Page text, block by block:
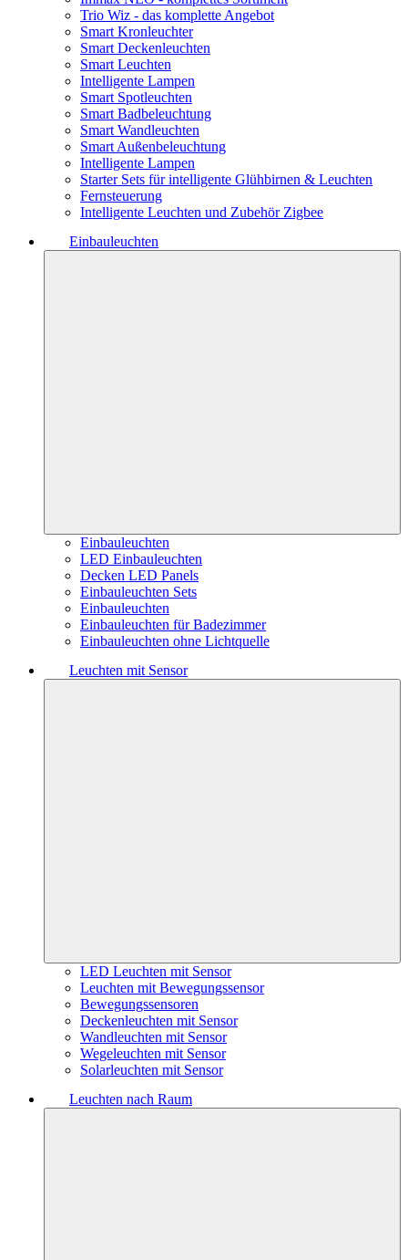
Trio Wiz - das komplette Angebot
Smart Kronleuchter
Smart Deckenleuchten
Smart Leuchten
Intelligente Lampen
Smart Spotleuchten
Smart Badbeleuchtung
Smart Wandleuchten
Smart Außenbeleuchtung
Intelligente Lampen
Starter Sets für intelligente Glühbirnen & Leuchten
Fernsteuerung
Intelligente Leuchten und Zubehör Zigbee
Einbauleuchten
Einbauleuchten
LED Einbauleuchten
Decken LED Panels
Einbauleuchten Sets
Einbauleuchten
Einbauleuchten für Badezimmer
Einbauleuchten ohne Lichtquelle
Leuchten mit Sensor
LED Leuchten mit Sensor
Leuchten mit Bewegungssensor
Bewegungssensoren
Deckenleuchten mit Sensor
Wandleuchten mit Sensor
Wegeleuchten mit Sensor
Solarleuchten mit Sensor
Leuchten nach Raum